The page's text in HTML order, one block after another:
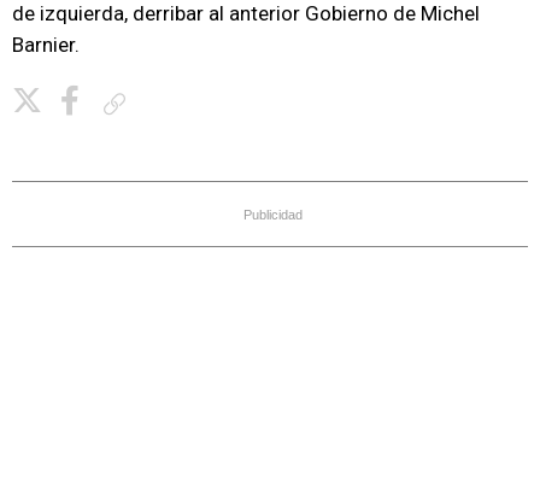
de izquierda, derribar al anterior Gobierno de Michel
Barnier.
Publicidad